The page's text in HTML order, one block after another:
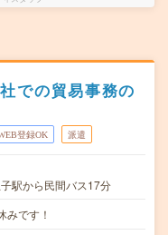
での貿易事務の
登録OK 派遣
駅から民間バス17分
です！